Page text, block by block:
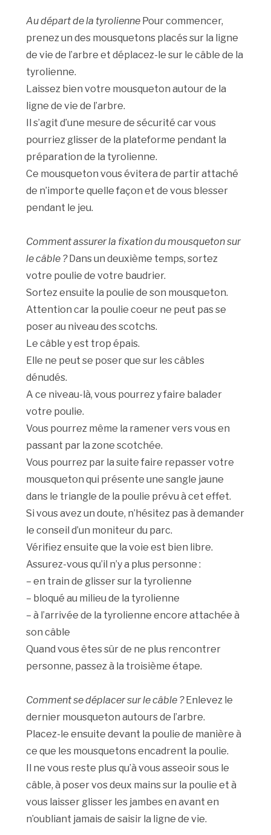
Au départ de la tyrolienne Pour commencer,
prenez un des mousquetons placés sur la ligne
de vie de l’arbre et déplacez-le sur le câble de la
tyrolienne.
Laissez bien votre mousqueton autour de la
ligne de vie de l’arbre.
Il s’agit d’une mesure de sécurité car vous
pourriez glisser de la plateforme pendant la
préparation de la tyrolienne.
Ce mousqueton vous évitera de partir attaché
de n’importe quelle façon et de vous blesser
pendant le jeu.
Comment assurer la fixation du mousqueton sur
le câble ?Dans un deuxième temps, sortez
votre poulie de votre baudrier.
Sortez ensuite la poulie de son mousqueton.
Attention car la poulie coeur ne peut pas se
poser au niveau des scotchs.
Le câble y est trop épais.
Elle ne peut se poser que sur les câbles
dénudés.
A ce niveau-là, vous pourrez y faire balader
votre poulie.
Vous pourrez même la ramener vers vous en
passant par la zone scotchée.
Vous pourrez par la suite faire repasser votre
mousqueton qui présente une sangle jaune
dans le triangle de la poulie prévu à cet effet.
Si vous avez un doute, n’hésitez pas à demander
le conseil d’un moniteur du parc.
Vérifiez ensuite que la voie est bien libre.
Assurez-vous qu’il n’y a plus personne :
– en train de glisser sur la tyrolienne
– bloqué au milieu de la tyrolienne
– à l’arrivée de la tyrolienne encore attachée à
son câble
Quand vous êtes sûr de ne plus rencontrer
personne, passez à la troisième étape.
Comment se déplacer sur le câble ?Enlevez le
dernier mousqueton autours de l’arbre.
Placez-le ensuite devant la poulie de manière à
ce que les mousquetons encadrent la poulie.
Il ne vous reste plus qu’à vous asseoir sous le
câble, à poser vos deux mains sur la poulie et à
vous laisser glisser les jambes en avant en
n’oubliant jamais de saisir la ligne de vie.